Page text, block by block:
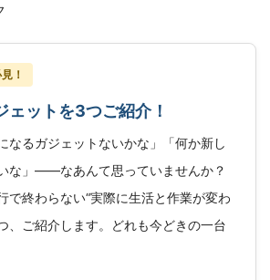
！
ェットを3つご紹介！
なるガジェットないかな」「何か新し
な」——なあんて思っていませんか？
で終わらない“実際に生活と作業が変わ
、ご紹介します。どれも今どきの一台